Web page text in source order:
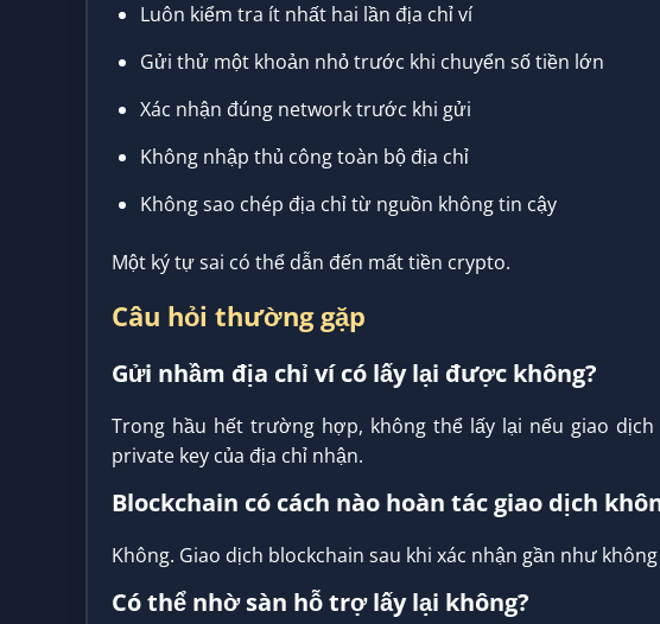
Luôn kiểm tra ít nhất hai lần địa chỉ ví
Gửi thử một khoản nhỏ trước khi chuyển số tiền lớn
Xác nhận đúng network trước khi gửi
Không nhập thủ công toàn bộ địa chỉ
Không sao chép địa chỉ từ nguồn không tin cậy
Một ký tự sai có thể dẫn đến mất tiền crypto.
Câu hỏi thường gặp
Gửi nhầm địa chỉ ví có lấy lại được không?
Trong hầu hết trường hợp, không thể lấy lại nếu giao
private key của địa chỉ nhận.
Blockchain có cách nào hoàn tác giao dịch
Không. Giao dịch blockchain sau khi xác nhận gần như
Có thể nhờ sàn hỗ trợ lấy lại không?